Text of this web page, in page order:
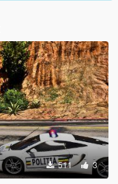
511 3